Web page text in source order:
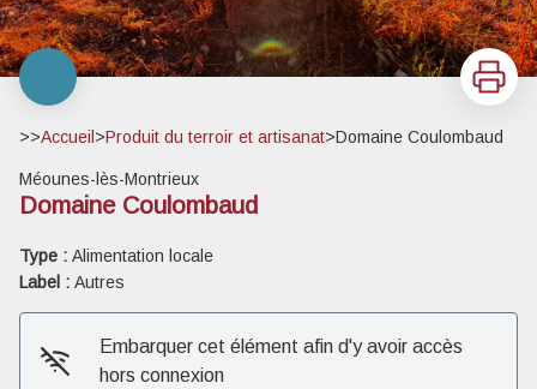
Imprimer
>>Accueil >Produit du terroir et artisanat>Domaine Coulombaud
Méounes-lès-Montrieux
Domaine Coulombaud
Type : Alimentation locale
Label : Autres
Embarquer cet élément afin d'y avoir accès
hors connexion